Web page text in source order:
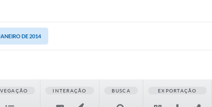
DE 2014
INTERAÇÃO BUSCA EXPORTAÇÃO